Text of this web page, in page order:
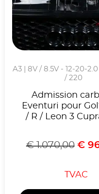
A3 | 8V / 8.5V - 12-20-2.0
/ 220
Admission
Eventuri pour Golf
/ R / Leon 3
€1.070,00 €
TVAC